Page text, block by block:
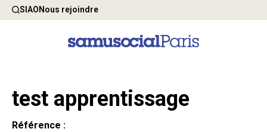
SIAONous rejoindre
test apprentissage
Référence :